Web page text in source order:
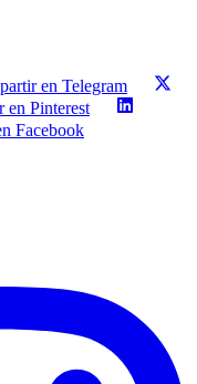
en Telegram
en Pinterest
Facebook